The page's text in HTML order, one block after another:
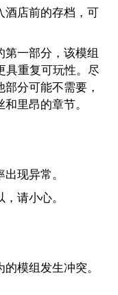
酒店前的存档，可
第一部分，该模组
具重复可玩性。尽
分可能不需要，
里昂的章节。
现异常。
请小心。
模组发生冲突。